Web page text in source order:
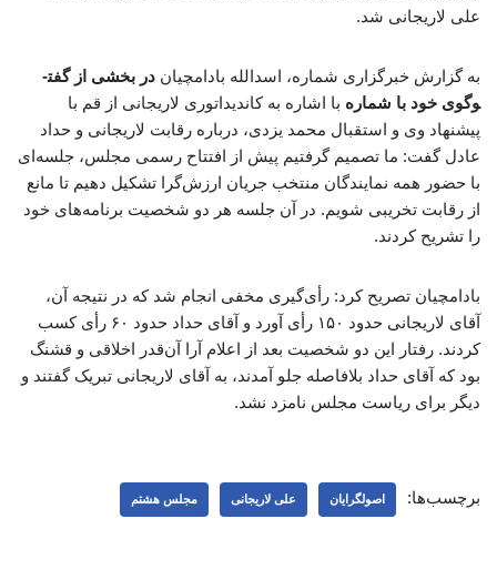
علی لاریجانی شد.
به گزارش خبرگزاری شماره، اسدالله بادامچیان در بخشی از گفت­
وگوی خود با شماره با اشاره به کاندیداتوری لاریجانی از قم با
پیشنهاد وی و استقبال محمد یزدی، درباره رقابت لاریجانی و حداد
عادل گفت: ما تصمیم گرفتیم پیش از افتتاح رسمی مجلس، جلسه‌ای
با حضور همه نمایندگان منتخب جریان ارزش‌گرا تشکیل دهیم تا مانع
از رقابت تخریبی شویم. در آن جلسه هر دو شخصیت برنامه‌های خود
را تشریح کردند.
بادامچیان تصریح کرد: رأی‌گیری مخفی انجام شد که در نتیجه آن،
آقای لاریجانی حدود ۱۵۰ رأی آورد و آقای حداد حدود ۶۰ رأی کسب
کردند. رفتار این دو شخصیت بعد از اعلام آرا آن‌قدر اخلاقی و قشنگ
بود که آقای حداد بلافاصله جلو آمدند، به آقای لاریجانی تبریک گفتند و
دیگر برای ریاست مجلس نامزد نشد.
برچسب‌ها: اصولگرایان علی لاریجانی مجلس هشتم